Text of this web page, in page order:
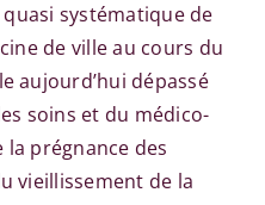
systématique de
de ville au cours du
aujourd’hui dépassé
soins et du médico-
la prégnance des
vieillissement de la